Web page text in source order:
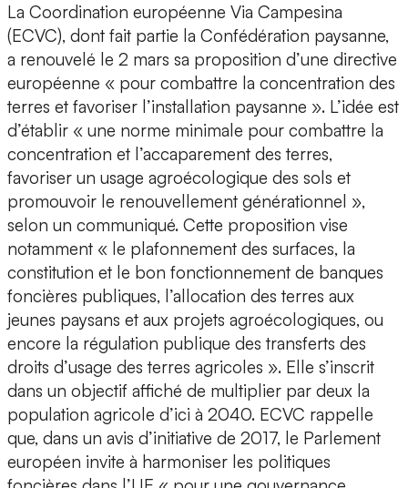
La Coordination européenne Via Campesina
(ECVC), dont fait partie la Confédération paysanne,
a renouvelé le 2 mars sa proposition d’une directive
européenne « pour combattre la concentration des
terres et favoriser l’installation paysanne ». L’idée est
d’établir « une norme minimale pour combattre la
concentration et l’accaparement des terres,
favoriser un usage agroécologique des sols et
promouvoir le renouvellement générationnel »,
selon un communiqué. Cette proposition vise
notamment « le plafonnement des surfaces, la
constitution et le bon fonctionnement de banques
foncières publiques, l’allocation des terres aux
jeunes paysans et aux projets agroécologiques, ou
encore la régulation publique des transferts des
droits d’usage des terres agricoles ». Elle s’inscrit
dans un objectif affiché de multiplier par deux la
population agricole d’ici à 2040. ECVC rappelle
que, dans un avis d’initiative de 2017, le Parlement
européen invite à harmoniser les politiques